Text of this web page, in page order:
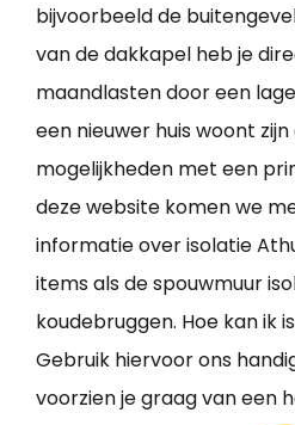
bijvoorbeeld de
van de dakkapel heb je
maandlasten door een
een nieuwer huis woont
mogelijkheden met een
deze website komen we
informatie over isolatie
items als de spouwmuur
koudebruggen. Hoe kan ik
Gebruik hiervoor ons
voorzien je graag van een